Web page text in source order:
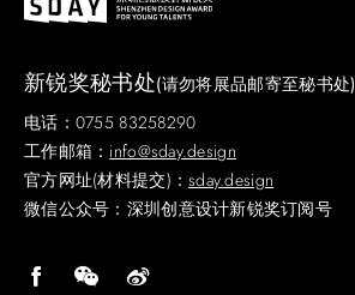
新锐奖秘书处(请勿将展品邮寄至秘书处)
电话：0755 83258290
工作邮箱： info@sday.design
官方网址(材料提交)：sday.design
微信公众号：深圳创意设计新锐奖订阅号